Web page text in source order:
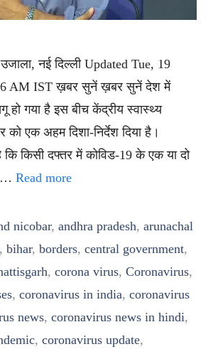
नई दिल्ली Updated Tue, 19
AM IST ख़बर सुनें ख़बर सुनें देश में
हो गया है इस बीच केंद्रीय स्वास्थ्य
को एक अहम दिशा-निर्देश दिया है।
किसी दफ्तर में कोविड-19 के एक या दो
… Read more
nicobar, andhra pradesh, arunachal
, bihar, borders, central government,
, corona virus, Coronavirus,
, coronavirus in india, coronavirus
news, coronavirus news in hindi,
, coronavirus update,